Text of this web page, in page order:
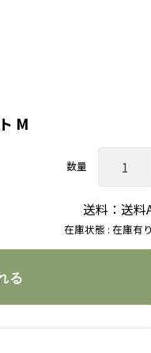
M
在庫状態 : 在庫有り
数量
送料：送料